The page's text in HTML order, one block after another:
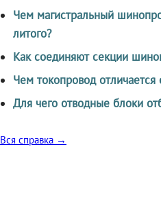
Чем магистральный
литого?
Как соединяют секции
Чем токопровод
Для чего отводные блоки
Вся справка →